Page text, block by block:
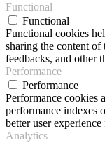
Functional
Functional
Functional cookies
sharing the content
feedbacks, and other
Performance
Performance
Performance cookies
performance indexes
better user
Analytics